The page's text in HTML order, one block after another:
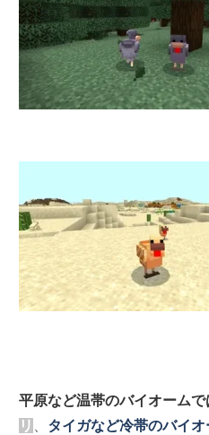
平原など温帯のバイオームで
リ 、 タイガなど冷帯のバイ